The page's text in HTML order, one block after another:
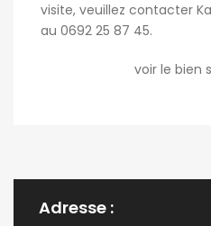
visite, veuillez contacter
au 0692 25 87 45.
voir le bien
Adresse :